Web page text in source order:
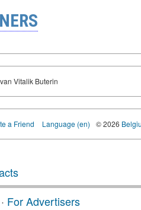
Vitalik Buterin
a Friend Language (en) © 2026
· For Advertisers